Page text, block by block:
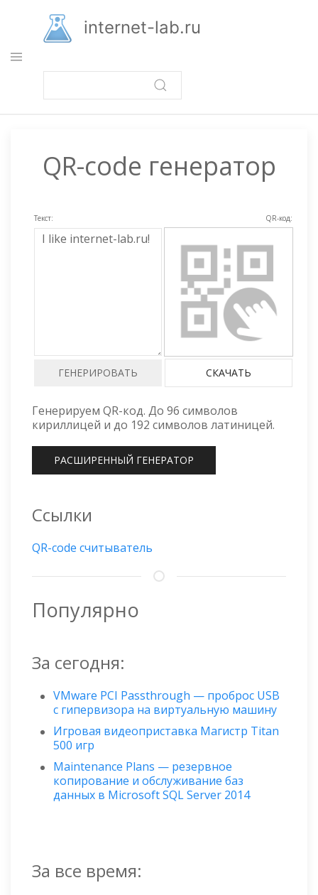
основному
содержанию
internet-lab.ru
QR-code генератор
Текст: QR-код:
СКАЧАТЬ
Генерируем QR-код. До 96 символов
кириллицей и до 192 символов латиницей.
РАСШИРЕННЫЙ ГЕНЕРАТОР
Ссылки
QR-code считыватель
Популярно
За сегодня:
VMware PCI Passthrough — проброс USB
с гипервизора на виртуальную машину
Игровая видеоприставка Магистр Titan
500 игр
Maintenance Plans — резервное
копирование и обслуживание баз
данных в Microsoft SQL Server 2014
За все время: